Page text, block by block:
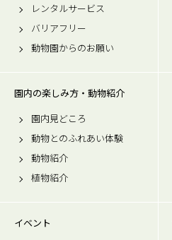
レンタルサービス
バリアフリー
動物園からのお願い
園内の楽しみ方・動物紹介
園内見どころ
動物とのふれあい体験
動物紹介
植物紹介
イベント